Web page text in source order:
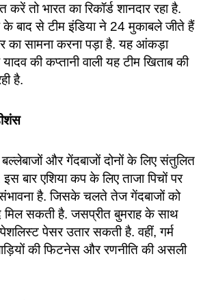
करें तो भारत का रिकॉर्ड शानदार रहा है.
के बाद से टीम इंडिया ने 24 मुकाबले जीते हैं
का सामना करना पड़ा है. यह आंकड़ा
की कप्तानी वाली यह टीम खिताब की
है.
और गेंदबाजों दोनों के लिए संतुलित
इस बार एशिया कप के लिए ताजा पिचों पर
है. जिसके चलते तेज गेंदबाजों को
सकती है. जसप्रीत बुमराह के साथ
पेसर उतार सकती है. वहीं, गर्म
की फिटनेस और रणनीति की असली